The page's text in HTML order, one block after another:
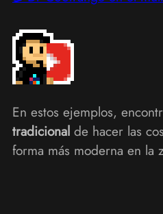
En estos ejemplos,
tradicionalde hacer las
forma más moderna en la